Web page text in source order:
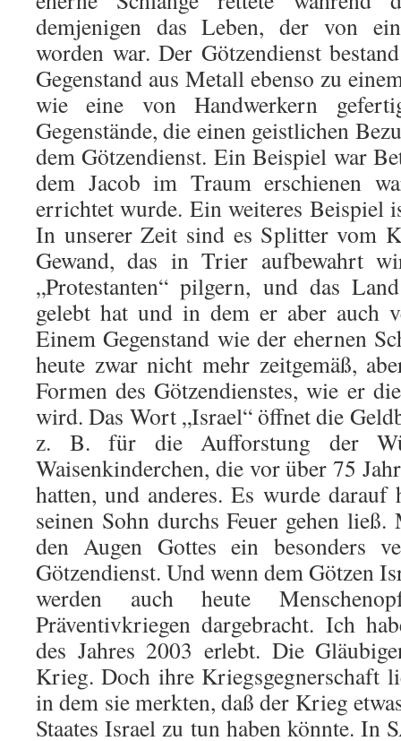
demjenigen das Leben, der von
worden war. Der Götzendienst
Gegenstand aus Metall ebenso zu
wie eine von Handwer­kern
Gegenstände, die einen geistlichen
dem Göt­zendienst. Ein Beispiel war
dem Jacob im Traum erschienen
errichtet wurde. Ein weiteres Beispiel
In unserer Zeit sind es Splitter vom
Gewand, das in Trier aufbe­wahrt
„Protestanten“ pilgern, und das
gelebt hat und in dem er aber auch
Einem Gegenstand wie der ehernen
heute zwar nicht mehr zeitgemäß,
Formen des Götzendienstes, wie er
wird. Das Wort „Is­rael“ öffnet die
z. B. für die Aufforstung der
Waisenkinderchen, die vor über 75
hatten, und an­de­res. Es wurde darauf
seinen Sohn durchs Feuer gehen
den Augen Gottes ein besonders
Göt­zen­dienst. Und wenn dem Götzen
werden auch heute
Präventivkriegen dargebracht. Ich
des Jahres 2003 erlebt. Die
Krieg. Doch ihre Kriegsgegner­schaft
in dem sie merkten, daß der Krieg
Staa­tes Israel zu tun haben könnte.